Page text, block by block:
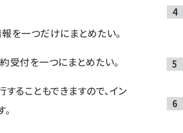
を一つだけにまとめたい。
受付を一つにまとめたい。
ることもできますので、イン